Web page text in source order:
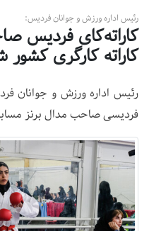
رئیس اداره ورزش و جوانان فردیس:
کاراته‌کای فردیس
کاراته کارگری کشور
رئیس اداره ورزش و جوانان
فردیسی صاحب مدال برنز